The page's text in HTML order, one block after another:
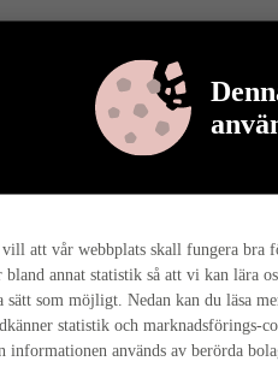
att vår webbplats skall fungera bra
bland annat statistik så att vi kan lära
sätt som möjligt. Nedan kan du läsa
statistik och marknadsförings-
informationen används av berörda
Här berättar vi mer om varför